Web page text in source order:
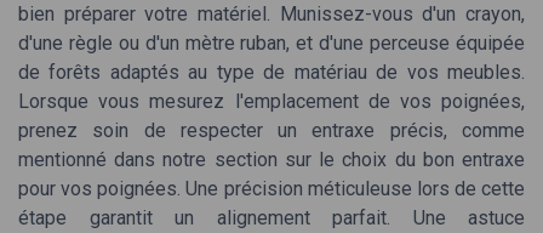
bien préparer votre matériel. Munissez-vous d'un crayon,
d'une règle ou d'un mètre ruban, et d'une perceuse équipée
de forêts adaptés au type de matériau de vos meubles.
Lorsque vous mesurez l'emplacement de vos poignées,
prenez soin de respecter un entraxe précis, comme
mentionné dans notre section sur le choix du bon entraxe
pour vos poignées. Une précision méticuleuse lors de cette
étape garantit un alignement parfait. Une astuce